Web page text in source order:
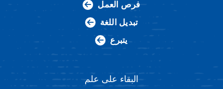
فرص العمل
تبديل اللغة
يتبرع
البقاء على علم